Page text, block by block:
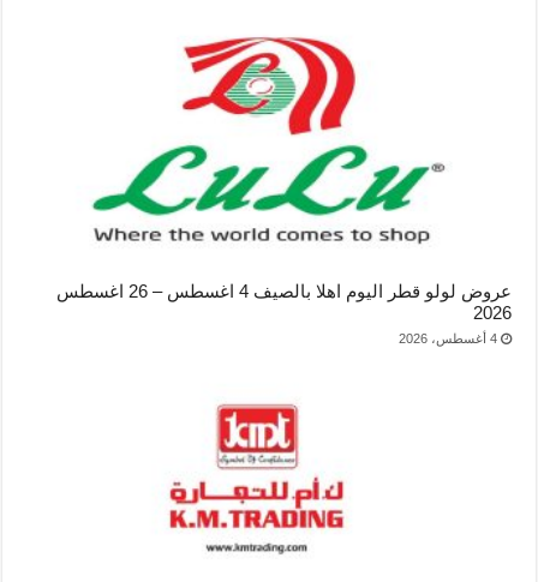
عروض لولو قطر اليوم اهلا بالصيف 4 اغسطس – 26 اغسطس
2026
4 أغسطس، 2026